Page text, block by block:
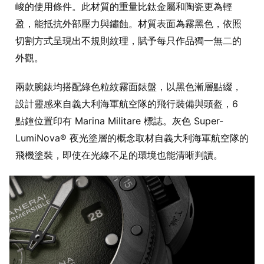
峻的使用條件。此材質的重量比鈦金屬和陶瓷更為輕
盈，能抵抗外部壓力與鏽蝕。材質表面為霧黑色，依照
切割方式呈現出不規則紋理，賦予每只作品獨一無二的
外觀。
兩款腕錶均搭配綠色粒紋霧面錶盤，以黑色漸層點綴，
設計靈感來自義大利海軍航空隊的飛行裝備與頭盔，6
點鐘位置印有 Marina Militare 標誌。灰色 Super-
LumiNova® 夜光塗層的概念取材自義大利海軍航空隊的
飛機塗裝，即使在光線不足的環境也能清晰判讀。